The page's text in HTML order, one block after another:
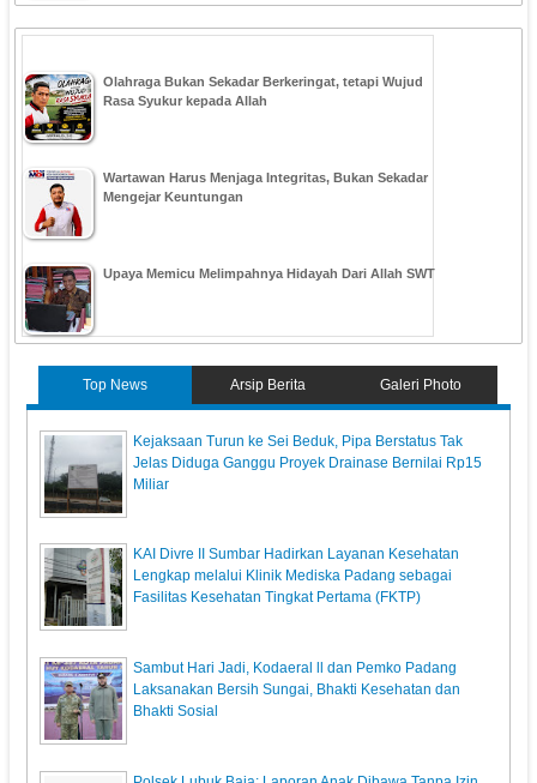
Olahraga Bukan Sekadar Berkeringat, tetapi Wujud
Rasa Syukur kepada Allah
Wartawan Harus Menjaga Integritas, Bukan Sekadar
Mengejar Keuntungan
Upaya Memicu Melimpahnya Hidayah Dari Allah SWT
Top News Arsip Berita Galeri Photo
Kejaksaan Turun ke Sei Beduk, Pipa Berstatus Tak
Jelas Diduga Ganggu Proyek Drainase Bernilai Rp15
Miliar
KAI Divre II Sumbar Hadirkan Layanan Kesehatan
Lengkap melalui Klinik Mediska Padang sebagai
Fasilitas Kesehatan Tingkat Pertama (FKTP)
Sambut Hari Jadi, Kodaeral ll dan Pemko Padang
Laksanakan Bersih Sungai, Bhakti Kesehatan dan
Bhakti Sosial